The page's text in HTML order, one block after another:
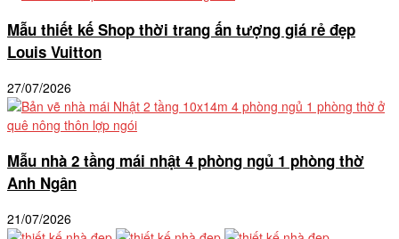
Mẫu thiết kế Shop thời trang ấn tượng giá rẻ đẹp
Louis Vuitton
27/07/2026
Mẫu nhà 2 tầng mái nhật 4 phòng ngủ 1 phòng thờ
Anh Ngân
21/07/2026